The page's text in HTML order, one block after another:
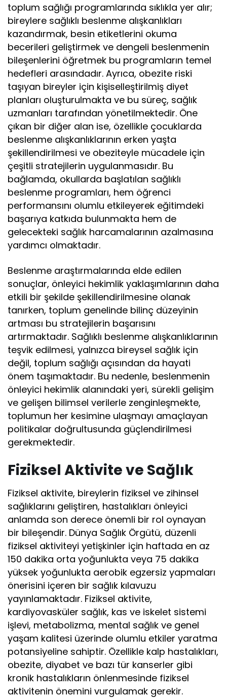
toplum sağlığı programlarında sıklıkla yer alır;
bireylere sağlıklı beslenme alışkanlıkları
kazandırmak, besin etiketlerini okuma
becerileri geliştirmek ve dengeli beslenmenin
bileşenlerini öğretmek bu programların temel
hedefleri arasındadır. Ayrıca, obezite riski
taşıyan bireyler için kişiselleştirilmiş diyet
planları oluşturulmakta ve bu süreç, sağlık
uzmanları tarafından yönetilmektedir. Öne
çıkan bir diğer alan ise, özellikle çocuklarda
beslenme alışkanlıklarının erken yaşta
şekillendirilmesi ve obeziteyle mücadele için
çeşitli stratejilerin uygulanmasıdır. Bu
bağlamda, okullarda başlatılan sağlıklı
beslenme programları, hem öğrenci
performansını olumlu etkileyerek eğitimdeki
başarıya katkıda bulunmakta hem de
gelecekteki sağlık harcamalarının azalmasına
yardımcı olmaktadır.
Beslenme araştırmalarında elde edilen
sonuçlar, önleyici hekimlik yaklaşımlarının daha
etkili bir şekilde şekillendirilmesine olanak
tanırken, toplum genelinde bilinç düzeyinin
artması bu stratejilerin başarısını
artırmaktadır. Sağlıklı beslenme alışkanlıklarının
teşvik edilmesi, yalnızca bireysel sağlık için
değil, toplum sağlığı açısından da hayati
önem taşımaktadır. Bu nedenle, beslenmenin
önleyici hekimlik alanındaki yeri, sürekli gelişim
ve gelişen bilimsel verilerle zenginleşmekte,
toplumun her kesimine ulaşmayı amaçlayan
politikalar doğrultusunda güçlendirilmesi
gerekmektedir.
Fiziksel Aktivite ve Sağlık
Fiziksel aktivite, bireylerin fiziksel ve zihinsel
sağlıklarını geliştiren, hastalıkları önleyici
anlamda son derece önemli bir rol oynayan
bir bileşendir. Dünya Sağlık Örgütü, düzenli
fiziksel aktiviteyi yetişkinler için haftada en az
150 dakika orta yoğunlukta veya 75 dakika
yüksek yoğunlukta aerobik egzersiz yapmaları
önerisini içeren bir sağlık kılavuzu
yayınlamaktadır. Fiziksel aktivite,
kardiyovasküler sağlık, kas ve iskelet sistemi
işlevi, metabolizma, mental sağlık ve genel
yaşam kalitesi üzerinde olumlu etkiler yaratma
potansiyeline sahiptir. Özellikle kalp hastalıkları,
obezite, diyabet ve bazı tür kanserler gibi
kronik hastalıkların önlenmesinde fiziksel
aktivitenin önemini vurgulamak gerekir.